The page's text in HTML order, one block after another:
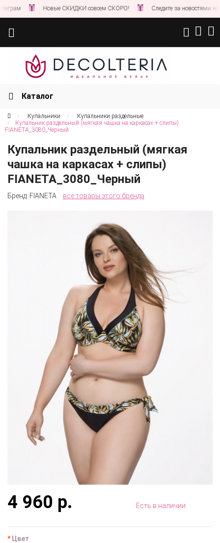
Новые СКИДКИ совсем СКОРО! Следите за новостями на нашем
Каталог
Купальники
Купальники раздельные
Купальник раздельный (мягкая чашка на каркасах + слипы)
FIANETA_3080_Черный
Купальник раздельный (мягкая
чашка на каркасах + слипы)
FIANETA_3080_Черный
Бренд: FIANETA все товары этого бренда
4 960 р. Есть в наличии
Цвет